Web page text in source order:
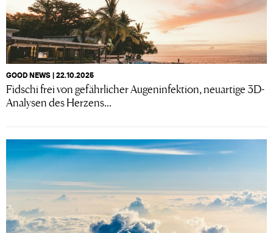
GOOD NEWS | 22.10.2025
Fidschi frei von gefährlicher Augeninfektion, neuartige 3D-
Analysen des Herzens...